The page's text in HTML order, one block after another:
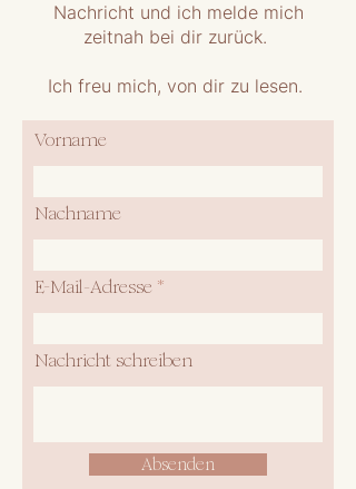
Nachricht und ich melde mich
zeitnah bei dir zurück.
Ich freu mich, von dir zu lesen.
Vorname
Nachname
E-Mail-Adresse
Nachricht schreiben
Absenden